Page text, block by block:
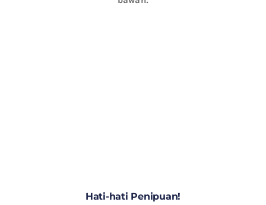
Hati-hati Penipuan!